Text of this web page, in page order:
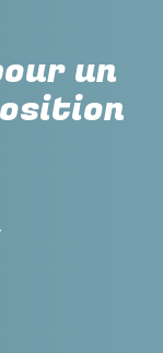
un